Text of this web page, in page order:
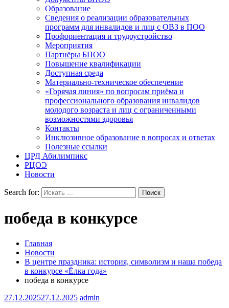
Образование
Сведения о реализации образовательных
программ для инвалидов и лиц с ОВЗ в ПОО
Профориентация и трудоустройство
Мероприятия
Партнёры БПОО
Повышение квалификации
Доступная среда
Материально-техническое обеспечение
«Горячая линия» по вопросам приёма и
профессионального образования инвалидов
молодого возраста и лиц с ограниченными
возможностями здоровья
Контакты
Инклюзивное образование в вопросах и ответах
Полезные ссылки
ЦРД Абилимпикс
РЦОЭ
Новости
Search for:
победа в конкурсе
Главная
Новости
В центре праздника: история, символизм и наша победа
в конкурсе «Ёлка года»
победа в конкурсе
27.12.202527.12.2025 admin